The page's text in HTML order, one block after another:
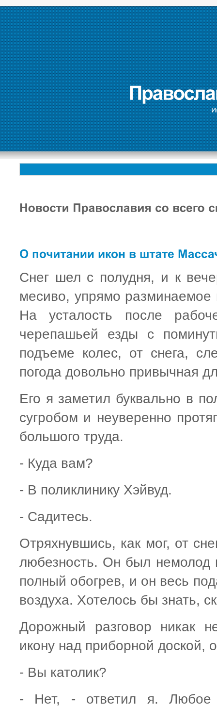
Снег шел с полудня, и к
месиво, упрямо
На усталость после
черепашьей езды с
подъеме колес, от снега,
погода довольно привычная
Его я заметил буквально в
сугробом и неуверенно
большого труда.
- Куда вам?
- В поликлинику Хэйвуд.
- Садитесь.
Отряхнувшись, как мог, от
любезность. Он был немолод
полный обогрев, и он весь
воздуха. Хотелось бы знать,
Дорожный разговор никак
икону над приборной доской,
- Вы католик?
- Нет, - ответил я. Любое